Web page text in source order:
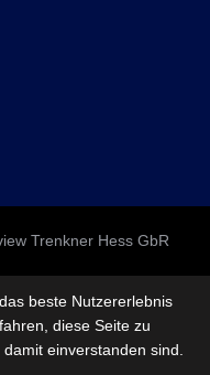
Trenkner Hess GbR
beste Nutzererlebnis
diese Seite zu
einverstanden sind.